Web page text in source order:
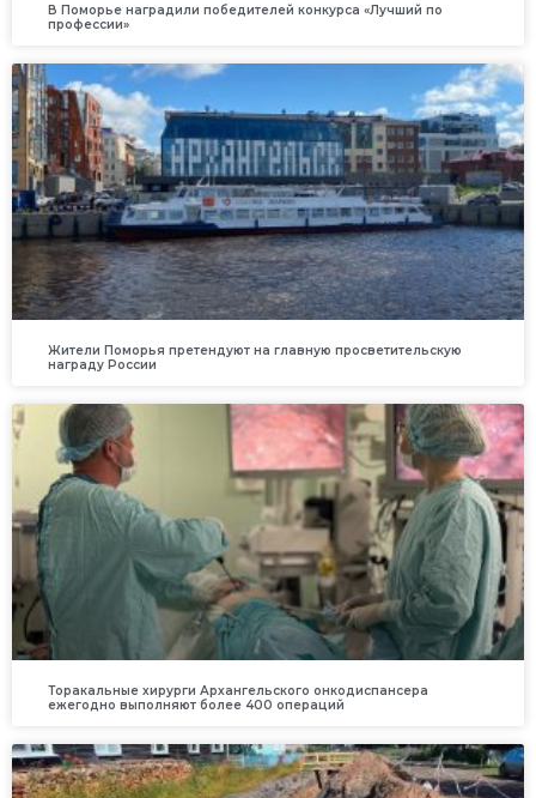
В Поморье наградили победителей конкурса «Лучший по
профессии»
Жители Поморья претендуют на главную просветительскую
награду России
Торакальные хирурги Архангельского онкодиспансера
ежегодно выполняют более 400 операций